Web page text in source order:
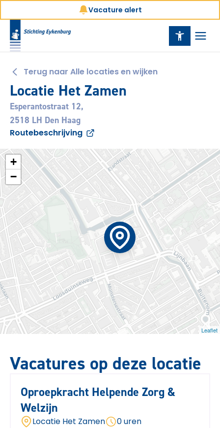
Vacature alert
Terug naar Alle locaties en wijken
Locatie Het Zamen
Esperantostraat 12,
2518 LH Den Haag
Routebeschrijving
+
−
Leaflet
Vacatures op deze locatie
Oproepkracht Helpende Zorg &
Welzijn
Locatie Het Zamen 0 uren